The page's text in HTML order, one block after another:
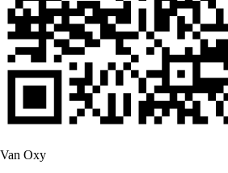
Van Oxy